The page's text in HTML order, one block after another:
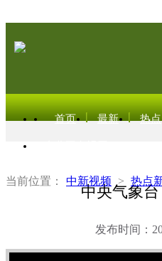
首页 最新 热点
当前位置： 中新视频 > 热点
中央气象
发布时间：